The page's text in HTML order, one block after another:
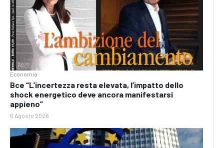
Economia
Bce “L’incertezza resta elevata, l’impatto dello
shock energetico deve ancora manifestarsi
appieno”
6 Agosto 2026